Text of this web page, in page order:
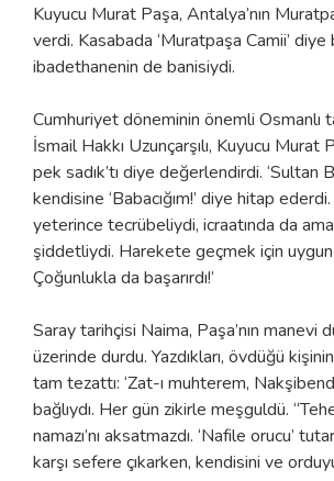
Kuyucu Murat Paşa, Antalya’nın
verdi. Kasabada ‘Muratpaşa Camii’ diye
ibadethanenin de banisiydi.
Cumhuriyet döneminin önemli Osmanlı
İsmail Hakkı Uzunçarşılı, Kuyucu Murat
pek sadık’tı diye değerlendirdi. ‘Sultan
kendisine ‘Babacığım!’ diye hitap
yeterince tecrübeliydi, icraatında da
şiddetliydi. Harekete geçmek için uygun
Çoğunlukla da başarırdı!’
Saray tarihçisi Naima, Paşa’nın manevi
üzerinde durdu. Yazdıkları, övdüğü
tam tezattı: ‘Zat-ı muhterem,
bağlıydı. Her gün zikirle meşguldü.
namazı’nı aksatmazdı. ‘Nafile orucu’
karşı sefere çıkarken, kendisini ve